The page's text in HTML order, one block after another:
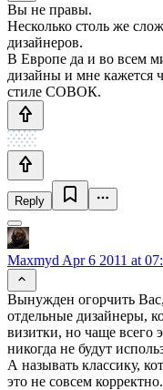
Вы не правы.
Несколько столь же
дизайнеров.
В Европе да и во всем
дизайны и мне кажется
стиле СОВОК.
Reply
Maxmyd Apr 6 2011 at
Вынужден огорчить Вас,
отдельные дизайнеры,
визитки, но чаще всего
никогда не будут
А называть классику,
это не совсем корректно.